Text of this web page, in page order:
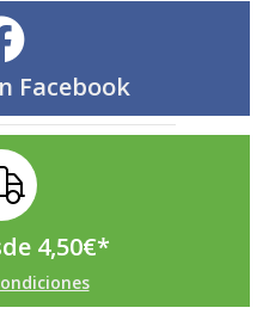
Facebook
4,50€*